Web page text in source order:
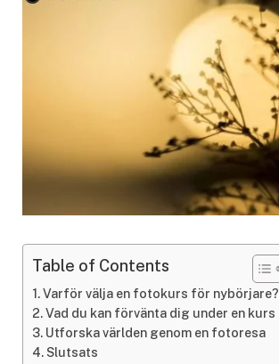
Table of Contents
Varför välja en fotokurs för nybörjare?
Vad du kan förvänta dig under en kurs
Utforska världen genom en fotoresa
Slutsats